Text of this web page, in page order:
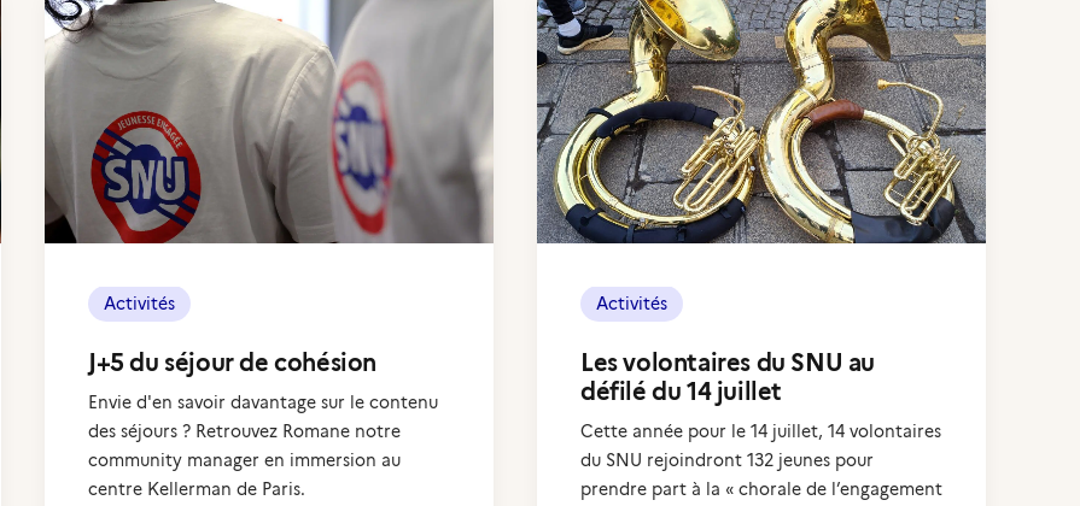
Activités
J+5 du séjour de cohésion
Envie d'en savoir davantage sur le contenu
des séjours ? Retrouvez Romane notre
community manager en immersion au
centre Kellerman de Paris.
Activités
Les volontaires du SNU au
défilé du 14 juillet
Cette année pour le 14 juillet, 14 volontaires
du SNU rejoindront 132 jeunes pour
prendre part à la « chorale de l’engagement